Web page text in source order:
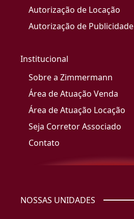
Autorização de Locação
Autorização de Publicidade
Institucional
Sobre a Zimmermann
Área de Atuação Venda
Área de Atuação Locação
Seja Corretor Associado
Contato
NOSSAS UNIDADES